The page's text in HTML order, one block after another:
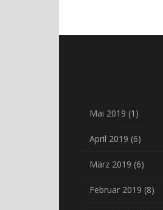
Mai 2019 (1)
April 2019 (6)
März 2019 (6)
Februar 2019 (8)